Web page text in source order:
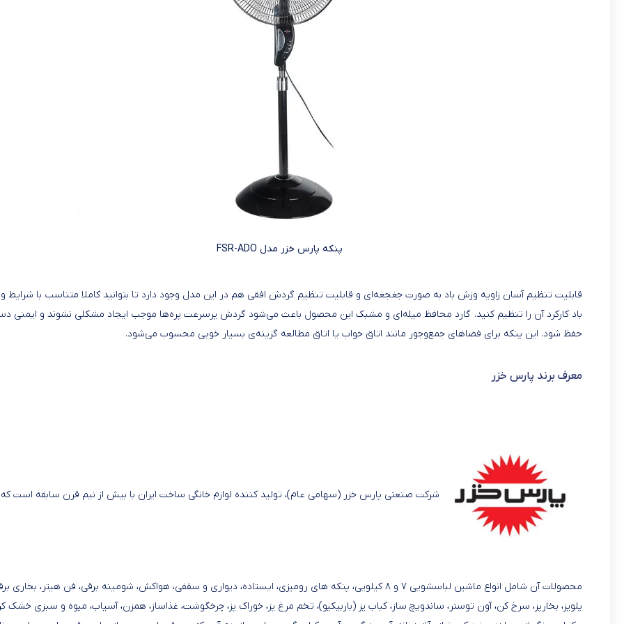
پنکه پارس خزر مدل FSR-ADO
قابلیت تنظیم آسان زاویه وزش باد به صورت جغجغه‌ای و قابلیت تنظیم گردش افقی هم در این مدل وجود دارد تا بتوانید کاملا متناسب با شرایط
باد کارکرد آن را تنظیم کنید. گارد محافظ میله‌ای و مشبک این محصول باعث می‌شود گردش پرسرعت پره‌ها موجب ایجاد مشکلی نشوند و ایمنی
حفظ شود. این پنکه برای فضاهای جمع‌وجور مانند اتاق خواب یا اتاق مطالعه گزینه‌ی بسیار خوبی محسوب می‌شود.
معرف برند پارس خزر
شرکت صنعتی پارس خزر (سهامی عام)، تولید کننده لوازم خانگی ساخت ایران با بیش از نیم قرن سابقه است که
محصولات آن شامل انواع ماشین لباسشویی ۷ و ۸ کیلویی، پنکه های رومیزی، ایستاده، دیواری و سقفی، هواکش، شومینه برقی، فن هیتر، بخاری
پلوپز، بخارپز، سرخ کن، آون توستر، ساندویچ ساز، کباب پز (باربیکیو)، تخم مرغ پز، خوراک پز، چرخگوشت، غذاساز، همزن، آسیاب، میوه و سبزی خشک